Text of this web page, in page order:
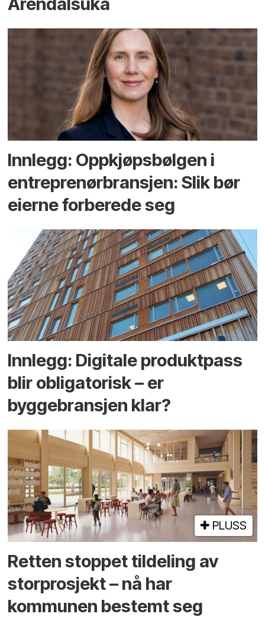
Innlegg: Oppkjøps­bølgen i
entreprenør­bransjen: Slik bør
eierne forberede seg
Innlegg: Digitale produktpass
blir obligatorisk – er
byggebransjen klar?
PLUSS
Retten stoppet tildeling av
storprosjekt – nå har
kommunen bestemt seg